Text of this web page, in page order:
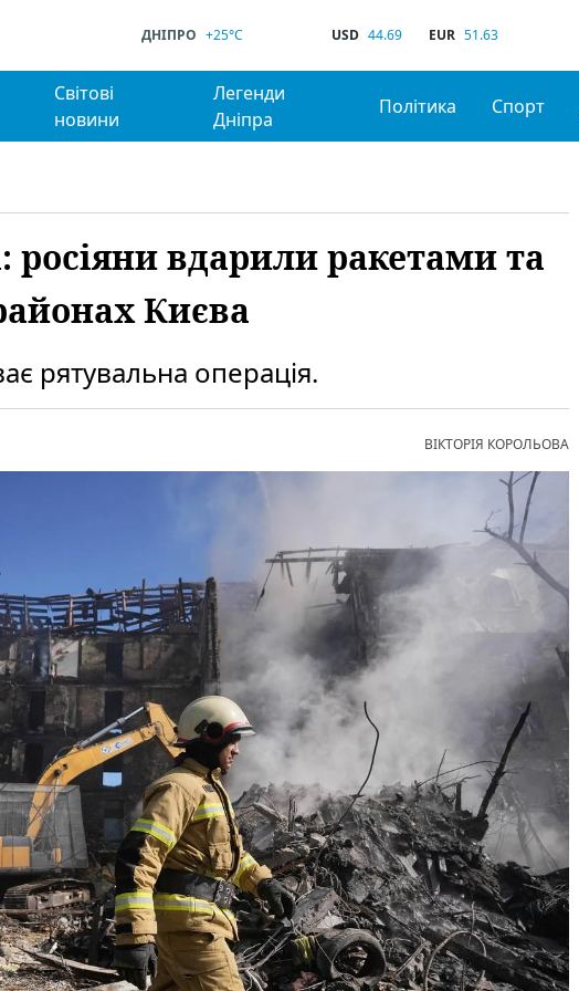
ДНІПРО +25°C USD 44.69 EUR 51.63
Світові
новини
Легенди
Дніпра
Політика Спорт
вдарили ракетами та
Києва
рятувальна операція.
ВІКТОРІЯ КОРОЛЬОВА